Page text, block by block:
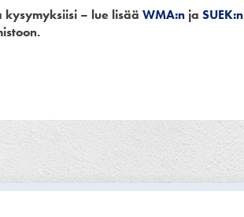
– lue lisää WMA:n ja SUEK:n